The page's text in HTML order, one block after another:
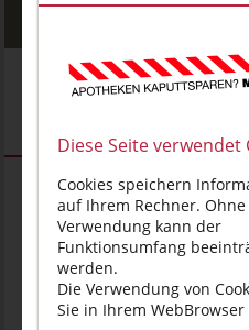
VTT004535
Was hinter Muskel- und
Muskel- und
Beratungsthemen in der
Verspannungen durch
Fehlbelastungen, Arthrose
Diese Seite verwendet
Cookies speichern
auf Ihrem Rechner.
Verwendung kann der
Funktionsumfang
werden.
Die Verwendung von
Sie in Ihrem